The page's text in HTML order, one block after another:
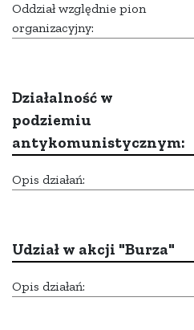
Oddział względnie pion
organizacyjny:
Działalność w
podziemiu
antykomunistycznym:
Opis działań:
Udział w akcji "Burza"
Opis działań: